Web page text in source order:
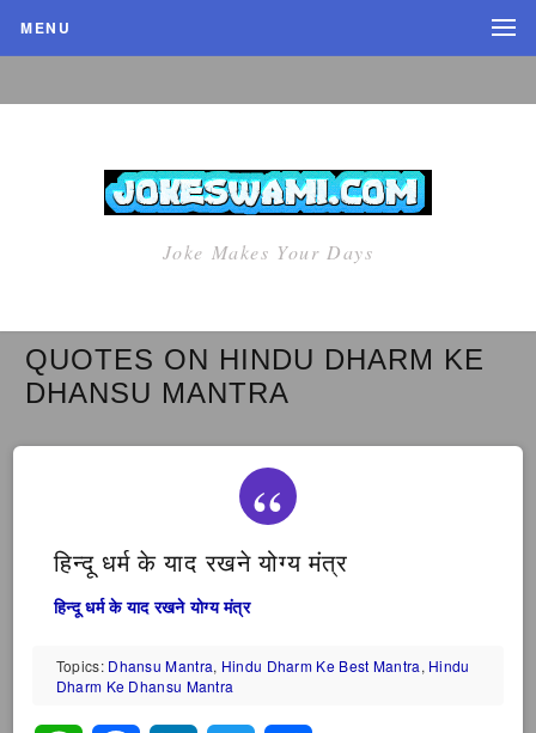
MENU
Joke Makes Your Days
QUOTES ON HINDU DHARM KE
DHANSU MANTRA
हिन्दू धर्म के याद रखने योग्य मंत्र
हिन्दू धर्म के याद रखने योग्य मंत्र
Topics: Dhansu Mantra, Hindu Dharm Ke Best Mantra, Hindu
Dharm Ke Dhansu Mantra